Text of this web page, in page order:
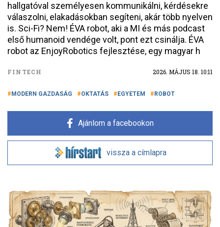
hallgatóval személyesen kommunikálni, kérdésekre
válaszolni, elakadásokban segíteni, akár több nyelven
is. Sci-Fi? Nem! ÉVA robot, aki a MI és más podcast
első humanoid vendége volt, pont ezt csinálja. ÉVA
robot az EnjoyRobotics fejlesztése, egy magyar h
FINTECH 2026. MÁJUS 18. 10:11
MODERN GAZDASÁG OKTATÁS EGYETEM ROBOT
Ajánlom a facebookon
vissza a címlapra